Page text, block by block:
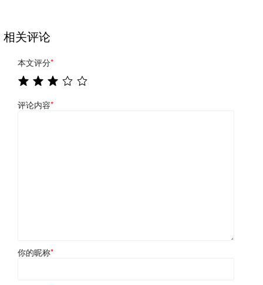
相关评论
本文评分*
评论内容*
你的昵称*